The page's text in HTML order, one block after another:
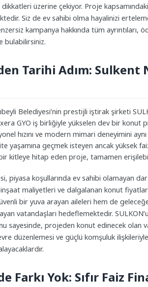
dikkatleri üzerine çekiyor. Proje
Siz de ev sahibi olma hayalinizi
kampanya hakkında tüm ayrıntıları,
bulabilirsiniz.
Tarihi Adım:
Belediyesi’nin prestijli iştirak şirketi
GYO iş birliğiyle yükselen dev bir konut
hızını ve modern mimari deneyimini
yaşamına geçmek isteyen ancak yüksek
kitleye hitap eden proje, tamamen
piyasa koşullarında ev sahibi olamayan
maliyetleri ve dalgalanan konut fiyatları
bir yuva arayan aileleri hem de
vatandaşları hedeflemektedir.
sayesinde, projeden konut edinecek olan
düzenlemesi ve güçlü komşuluk
Farkı Yok: Sıfır Faiz